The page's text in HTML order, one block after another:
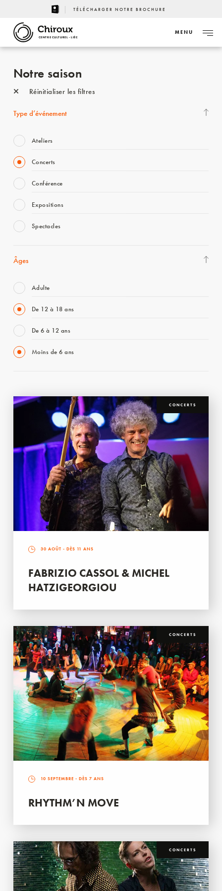
TÉLÉCHARGER NOTRE BROCHURE
CENTRE CULTUREL - LIÈGE
MENU
Notre saison
Réinitialiser les filtres
Type d’événement
Ateliers
Concerts
Conférence
Expositions
Spectacles
Âges
Adulte
De 12 à 18 ans
De 6 à 12 ans
Moins de 6 ans
CONCERTS
30 AOÛT - DÈS 11 ANS
FABRIZIO CASSOL & MICHEL
HATZIGEORGIOU
CONCERTS
10 SEPTEMBRE - DÈS 7 ANS
RHYTHM’N MOVE
CONCERTS